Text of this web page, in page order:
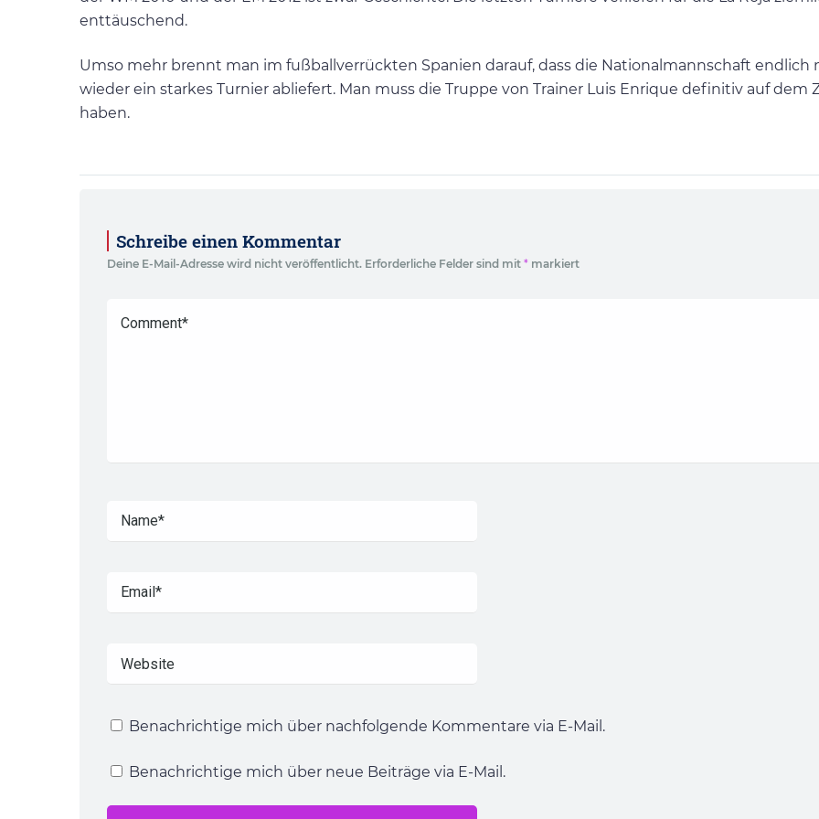
enttäuschend.
Umso mehr brennt man im fußballverrückten Spanien darauf, dass die Nationalmannschaft endlich
wieder ein starkes Turnier abliefert. Man muss die Truppe von Trainer Luis Enrique definitiv auf dem
haben.
Schreibe einen Kommentar
Deine E-Mail-Adresse wird nicht veröffentlicht. Erforderliche Felder sind mit * markiert
Benachrichtige mich über nachfolgende Kommentare via E-Mail.
Benachrichtige mich über neue Beiträge via E-Mail.